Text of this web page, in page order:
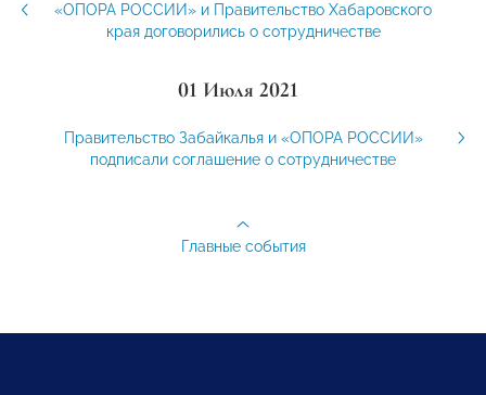
«ОПОРА РОССИИ» и Правительство Хабаровского
края договорились о сотрудничестве
01 Июля 2021
Правительство Забайкалья и «ОПОРА РОССИИ»
подписали соглашение о сотрудничестве
Главные события